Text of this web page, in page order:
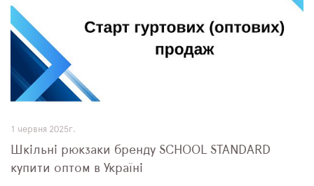
1 червня 2025г.
Шкільні рюкзаки бренду SCHOOL STANDARD
купити оптом в Україні